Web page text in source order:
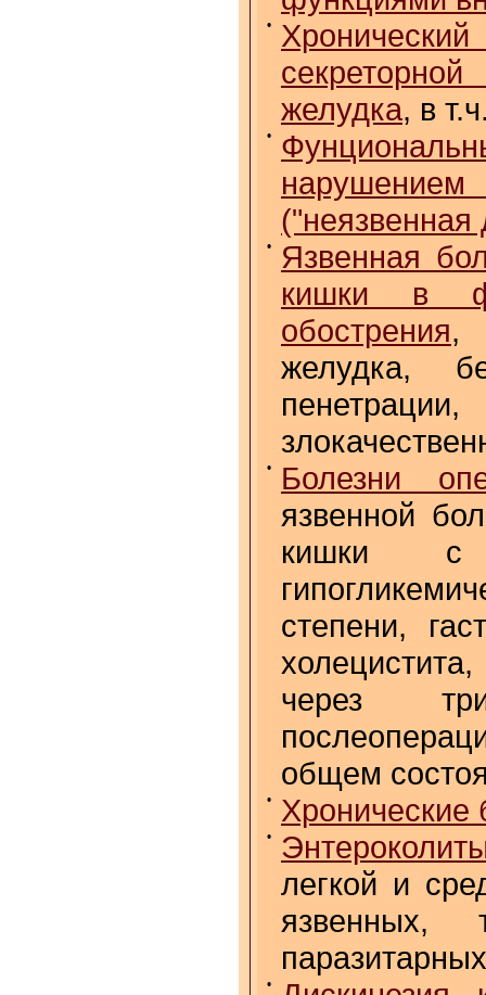
•
желудка, в
•
нарушением
("неязвенная
•
Язвенная
кишки в
обострения,
желудка,
•
Болезни
язвенной
кишки с
степени,
через
общем
• Хронические
•
легкой и
язвенных,
•